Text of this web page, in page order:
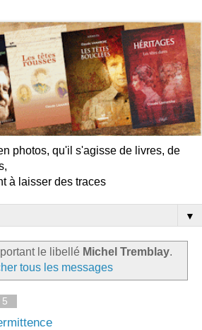
photos, qu'il s'agisse de livres, de
à laisser des traces
▼
le libellé Michel Tremblay.
tous les messages